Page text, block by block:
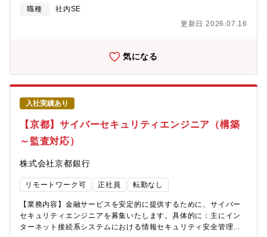
とめ・要件定義、設計及びプロジェクトマネジメント～ベンダー
行業務システム（勘定系・市場系等）をはじめとした京都銀行の
新規業務システムの導入、要件定義・設計・受入・既存業務シス
テムの保守開発・管理・業務所管部門、アライアンス行との折
衝・外部ベンダーコントロールを含むプロジェクトマネジメント
【システム企画開発・PM】・新規業務システムの導入、要件定
義・設計・受入・既存業務システムの保守開発・管理・業務所管
部門、アライアンス行との折衝・外部ベンダーコントロールを含
むプロジェクトマネジメント【サイバーセキュリティエンジニ
ア】・主にインターネット接続系システムにおける情報セキュリ
ティ安全管理スペシャリストとして、サイバーセキュリティシス
専門的知見を活かしたアドバイス、各種DX関連プロジェクトの推
進支援、各種監査や照会対応の支援などをお任せします。【サイ
バーセキュリティ対策室/監視業務】・主にインターネット接続系
て、セキュリティ監視業務（監視にかかる企画を含みます）・運
用、障害対応、各種システムに対する脆弱性管理・診断などをお
任せします。【募集部門】システム部 【事業の特徴】当行では、
職種
社内SE
更新日 2026.07.16
気になる
入社実績あり
【京都】サイバーセキュリティエンジニア（構築
～監査対応）
株式会社京都銀行
リモートワーク可 正社員 転勤なし
【業務内容】金融サービスを安定的に提供するために、サイバー
セキュリティエンジニアを募集いたします。具体的に：主にイン
ターネット接続系システムにおける情報セキュリティ安全管理ス